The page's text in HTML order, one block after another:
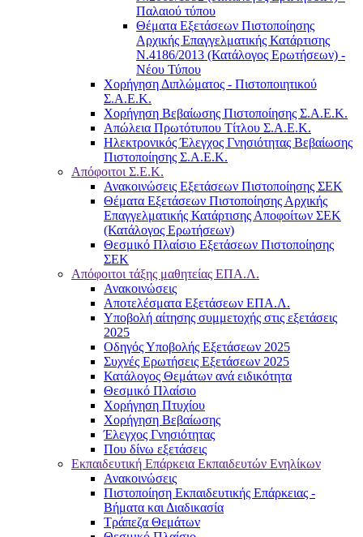
Παλαιού τύπου
Θέματα Εξετάσεων Πιστοποίησης
Αρχικής Επαγγελματικής Κατάρτισης
Ν.4186/2013 (Κατάλογος Ερωτήσεων) -
Νέου Τύπου
Χορήγηση Διπλώματος - Πιστοποιητικού
Σ.Α.Ε.Κ.
Χορήγηση Βεβαίωσης Πιστοποίησης Σ.Α.Ε.Κ.
Απώλεια Πρωτότυπου Τίτλου Σ.Α.Ε.Κ.
Ηλεκτρονικός Έλεγχος Γνησιότητας Βεβαίωσης
Πιστοποίησης Σ.Α.Ε.Κ.
Απόφοιτοι Σ.Ε.Κ.
Ανακοινώσεις Εξετάσεων Πιστοποίησης ΣΕΚ
Θέματα Εξετάσεων Πιστοποίησης Αρχικής
Επαγγελματικής Κατάρτισης Αποφοίτων ΣΕΚ
(Κατάλογος Ερωτήσεων)
Θεσμικό Πλαίσιο Εξετάσεων Πιστοποίησης
ΣΕΚ
Απόφοιτοι τάξης μαθητείας ΕΠΑ.Λ.
Ανακοινώσεις
Αποτελέσματα Εξετάσεων ΕΠΑ.Λ.
Υποβολή αίτησης συμμετοχής στις εξετάσεις
2025
Οδηγός Υποβολής Εξετάσεων 2025
Συχνές Ερωτήσεις Εξετάσεων 2025
Κατάλογος Θεμάτων ανά ειδικότητα
Θεσμικό Πλαίσιο
Χορήγηση Πτυχίου
Χορήγηση Βεβαίωσης
Έλεγχος Γνησιότητας
Που δίνω εξετάσεις
Εκπαιδευτική Επάρκεια Εκπαιδευτών Ενηλίκων
Ανακοινώσεις
Πιστοποίηση Εκπαιδευτικής Επάρκειας -
Βήματα και Διαδικασία
Τράπεζα Θεμάτων